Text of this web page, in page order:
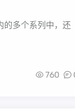
多个系列中，还
760